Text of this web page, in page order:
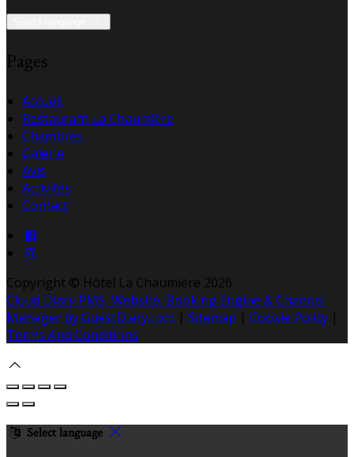
Pages
Accueil
Restaurant La Chaumière
Chambres
Galerie
Avis
Activités
Contact
Copyright © Hôtel La Chaumière 2026
Cloud Diary PMS, Website, Booking Engine & Channel
Manager by GuestDiary.com | Sitemap | Cookie Policy |
Terms And Conditions
Select language